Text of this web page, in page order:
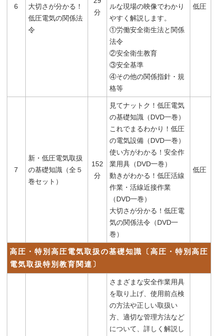
6
大切さが分かる！
低圧電気の関係法
令
分
ルな現場の映像でわかり
やすく解説します。
①労働安全衛生法と関係
法令
②安全衛生教育
③安全基準
④その他の関係指針・規
格等
低圧
7
新・低圧電気取扱
の基礎知識（全５
巻セット）
152
分
見てナットク！低圧電気
の基礎知識（DVD一巻）
これでまるわかり！低圧
の電気設備（DVD一巻）
使い方がわかる！安全作
業用具（DVD一巻）
動きがわかる！低圧活線
作業・活線近接作業
（DVD一巻）
大切さが分かる！低圧電
気の関係法令（DVD一
巻）
低圧
高圧・特別高圧電気取扱の基礎知識〔高圧・特別高圧
電気取扱特別教育関連〕
さまざまな安全作業用具
を取り上げ、使用前点検
の方法や正しい取扱い
方、適切な管理方法など
について、詳しく解説し